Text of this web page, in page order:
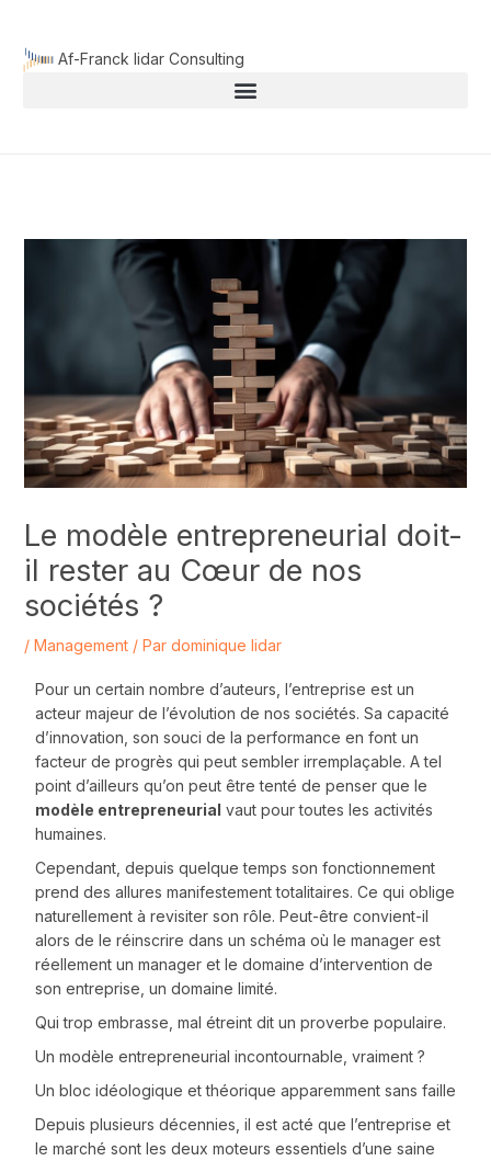
contenu Af-Franck lidar Consulting
Le modèle entrepreneurial doit-
il rester au Cœur de nos
sociétés ?
/ Management/ Par dominique lidar
Pour un certain nombre d’auteurs, l’entreprise est un
acteur majeur de l’évolution de nos sociétés. Sa capacité
d’innovation, son souci de la performance en font un
facteur de progrès qui peut sembler irremplaçable. A tel
point d’ailleurs qu’on peut être tenté de penser que le
modèle entrepreneurial vaut pour toutes les activités
humaines.
Cependant, depuis quelque temps son fonctionnement
prend des allures manifestement totalitaires. Ce qui oblige
naturellement à revisiter son rôle. Peut-être convient-il
alors de le réinscrire dans un schéma où le manager est
réellement un manager et le domaine d’intervention de
son entreprise, un domaine limité.
Qui trop embrasse, mal étreint dit un proverbe populaire.
Un modèle entrepreneurial incontournable, vraiment ?
Un bloc idéologique et théorique apparemment sans faille
Depuis plusieurs décennies, il est acté que l’entreprise et
le marché sont les deux moteurs essentiels d’une saine